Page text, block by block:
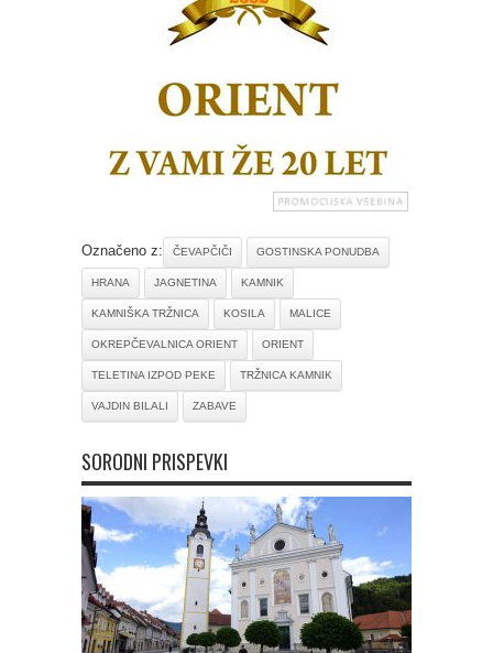
Označeno z: ČEVAPČIČI GOSTINSKA PONUDBA
HRANA JAGNETINA KAMNIK
KAMNIŠKA TRŽNICA KOSILA MALICE
OKREPČEVALNICA ORIENT ORIENT
TELETINA IZPOD PEKE TRŽNICA KAMNIK
VAJDIN BILALI ZABAVE
SORODNI PRISPEVKI